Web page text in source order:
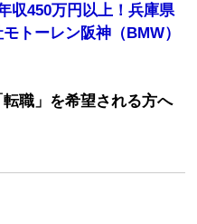
収450万円以上！兵庫県
トーレン阪神（BMW）
職」を希望される方へ